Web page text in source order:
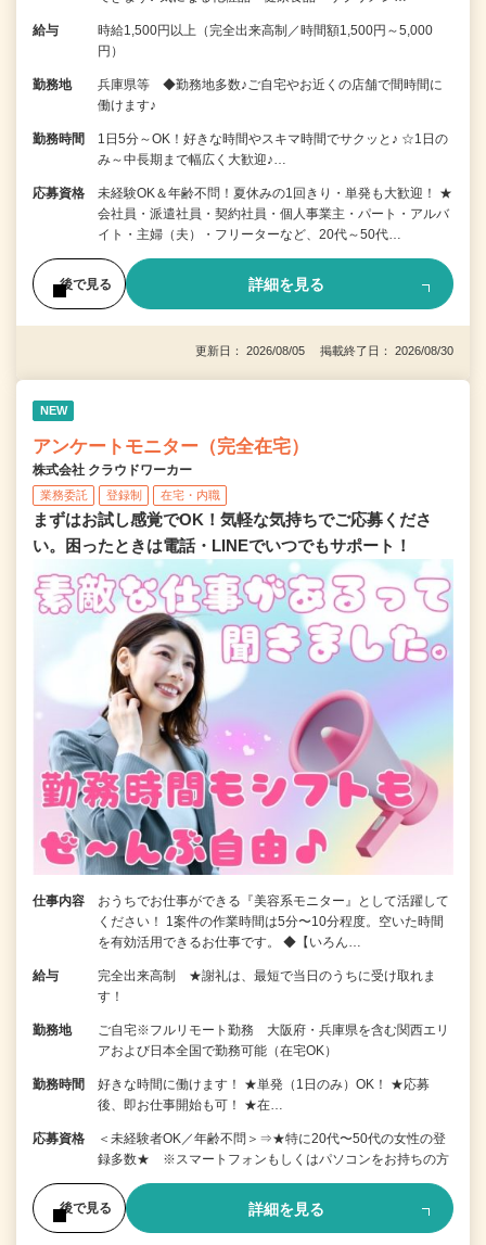
給与
時給1,500円以上（完全出来高制／時間額1,500円～5,000
円）
勤務地
兵庫県等 ◆勤務地多数♪ご自宅やお近くの店舗で間時間に
働けます♪
勤務時間
1日5分～OK！好きな時間やスキマ時間でサクッと♪ ☆1日の
み～中長期まで幅広く大歓迎♪…
応募資格
未経験OK＆年齢不問！夏休みの1回きり・単発も大歓迎！ ★
会社員・派遣社員・契約社員・個人事業主・パート・アルバ
イト・主婦（夫）・フリーターなど、20代～50代…
後で見る 詳細を見る
更新日： 2026/08/05 掲載終了日： 2026/08/30
NEW
アンケートモニター（完全在宅）
株式会社 クラウドワーカー
業務委託 登録制 在宅・内職
まずはお試し感覚でOK！気軽な気持ちでご応募くださ
い。困ったときは電話・LINEでいつでもサポート！
仕事内容
おうちでお仕事ができる『美容系モニター』として活躍して
ください！ 1案件の作業時間は5分〜10分程度。空いた時間
を有効活用できるお仕事です。 ◆【いろん…
給与
完全出来高制 ★謝礼は、最短で当日のうちに受け取れま
す！
勤務地
ご自宅※フルリモート勤務 大阪府・兵庫県を含む関西エリ
アおよび日本全国で勤務可能（在宅OK）
勤務時間
好きな時間に働けます！ ★単発（1日のみ）OK！ ★応募
後、即お仕事開始も可！ ★在…
応募資格
＜未経験者OK／年齢不問＞⇒★特に20代〜50代の女性の登
録多数★ ※スマートフォンもしくはパソコンをお持ちの方
後で見る 詳細を見る